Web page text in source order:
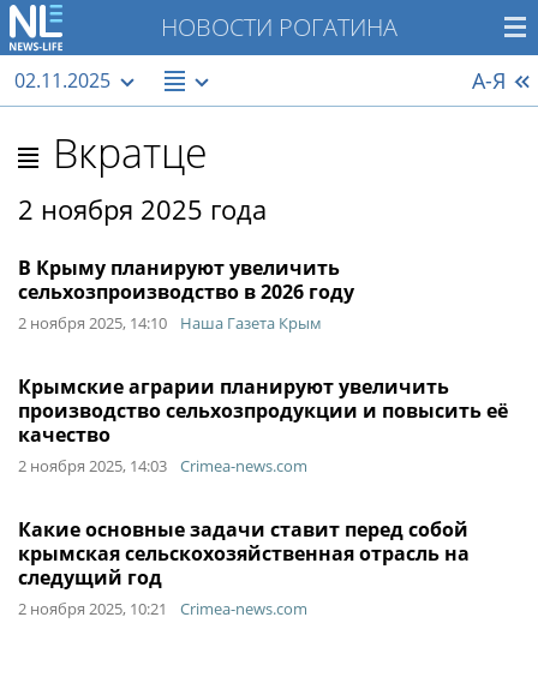
НОВОСТИ РОГАТИНА
02.11.2025 А-Я
Вкратце
2 ноября 2025 года
В Крыму планируют увеличить
сельхозпроизводство в 2026 году
2 ноября 2025, 14:10 Наша Газета Крым
Крымские аграрии планируют увеличить
производство сельхозпродукции и повысить её
качество
2 ноября 2025, 14:03 Crimea-news.com
Какие основные задачи ставит перед собой
крымская сельскохозяйственная отрасль на
следущий год
2 ноября 2025, 10:21 Crimea-news.com